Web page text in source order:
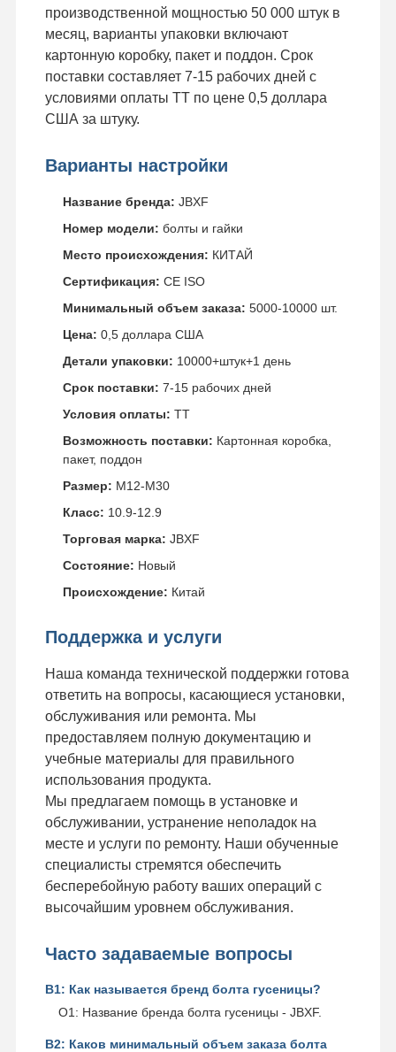
производственной мощностью 50 000 штук в
месяц, варианты упаковки включают
картонную коробку, пакет и поддон. Срок
поставки составляет 7-15 рабочих дней с
условиями оплаты TT по цене 0,5 доллара
США за штуку.
Варианты настройки
Название бренда: JBXF
Номер модели: болты и гайки
Место происхождения: КИТАЙ
Сертификация: CE ISO
Минимальный объем заказа: 5000-10000 шт.
Цена: 0,5 доллара США
Детали упаковки: 10000+штук+1 день
Срок поставки: 7-15 рабочих дней
Условия оплаты: TT
Возможность поставки: Картонная коробка,
пакет, поддон
Размер: M12-M30
Класс: 10.9-12.9
Торговая марка: JBXF
Состояние: Новый
Происхождение: Китай
Поддержка и услуги
Наша команда технической поддержки готова
ответить на вопросы, касающиеся установки,
обслуживания или ремонта. Мы
предоставляем полную документацию и
учебные материалы для правильного
использования продукта.
Мы предлагаем помощь в установке и
обслуживании, устранение неполадок на
месте и услуги по ремонту. Наши обученные
специалисты стремятся обеспечить
бесперебойную работу ваших операций с
высочайшим уровнем обслуживания.
Часто задаваемые вопросы
В1: Как называется бренд болта гусеницы?
О1: Название бренда болта гусеницы - JBXF.
В2: Каков минимальный объем заказа болта